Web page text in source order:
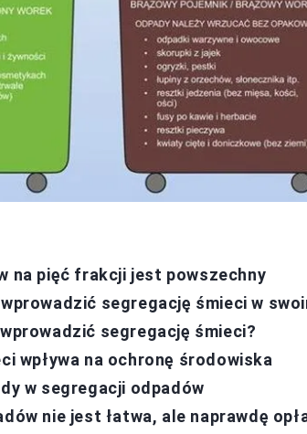
na pięć frakcji jest powszechny
segregację śmieci w
segregację śmieci?
wpływa na ochronę środowiska
w segregacji odpadów
nie jest łatwa, ale naprawdę